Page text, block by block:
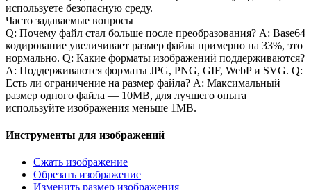
используете безопасную среду.
Часто задаваемые вопросы
Q: Почему файл стал больше после преобразования? A: Base64
кодирование увеличивает размер файла примерно на 33%, это
нормально. Q: Какие форматы изображений поддерживаются?
A: Поддерживаются форматы JPG, PNG, GIF, WebP и SVG. Q:
Есть ли ограничение на размер файла? A: Максимальный
размер одного файла — 10MB, для лучшего опыта
используйте изображения меньше 1MB.
Инструменты для изображений
Сжать изображение
Обрезать изображение
Изменить размер изображения